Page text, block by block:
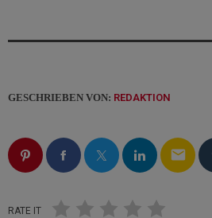
GESCHRIEBEN VON: REDAKTION
email
RATE IT